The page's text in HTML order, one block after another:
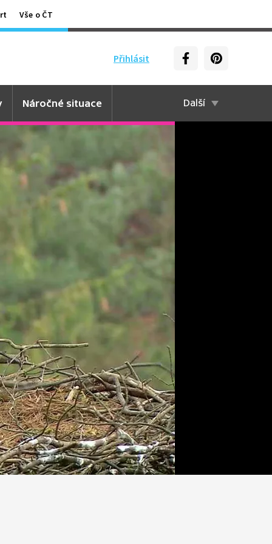
Vše o ČT
Přihlásit
Náročné situace Další